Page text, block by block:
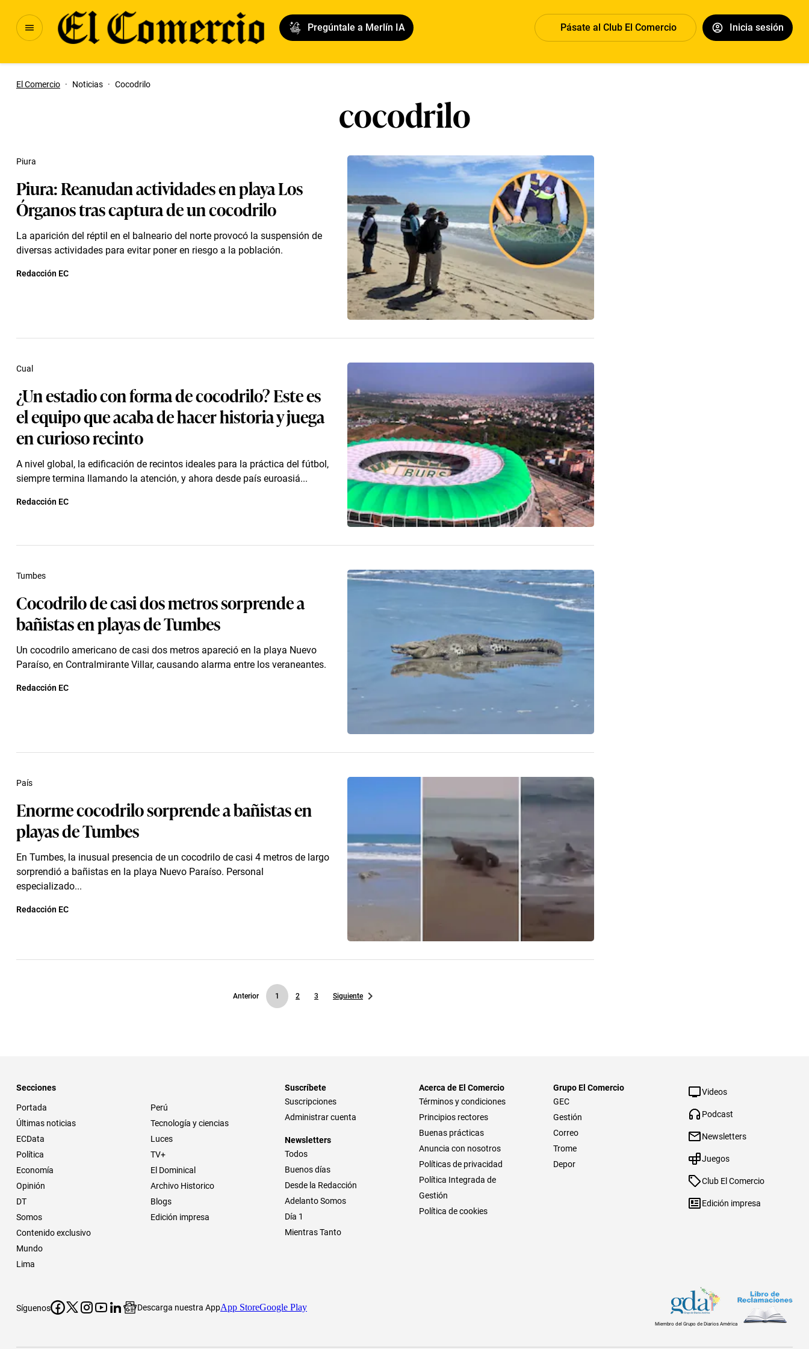
Pregúntale a Merlín IA Pásate al Club El Comercio Inicia sesión
El Comercio · Noticias · Cocodrilo
cocodrilo
Piura: Reanudan actividades en playa Los
Órganos tras captura de un cocodrilo
La aparición del réptil en el balneario del norte provocó la suspensión de
diversas actividades para evitar poner en riesgo a la población.
Piura
Redacción EC
¿Un estadio con forma de cocodrilo? Este es
el equipo que acaba de hacer historia y juega
en curioso recinto
A nivel global, la edificación de recintos ideales para la práctica del fútbol,
siempre termina llamando la atención, y ahora desde país euroasiá...
Cual
Redacción EC
Cocodrilo de casi dos metros sorprende a
bañistas en playas de Tumbes
Un cocodrilo americano de casi dos metros apareció en la playa Nuevo
Paraíso, en Contralmirante Villar, causando alarma entre los veraneantes.
Tumbes
Redacción EC
Enorme cocodrilo sorprende a bañistas en
playas de Tumbes
En Tumbes, la inusual presencia de un cocodrilo de casi 4 metros de largo
sorprendió a bañistas en la playa Nuevo Paraíso. Personal
especializado...
País
Redacción EC
Anterior 1 2 3 Siguiente
Secciones
Portada
Últimas noticias
ECData
Política
Economía
Opinión
DT
Somos
Contenido exclusivo
Mundo
Lima
Perú
Tecnología y ciencias
Luces
TV+
El Dominical
Archivo Historico
Blogs
Edición impresa
Suscríbete
Suscripciones
Administrar cuenta
Newsletters
Todos
Buenos días
Desde la Redacción
Adelanto Somos
Día 1
Mientras Tanto
Acerca de El Comercio
Términos y condiciones
Principios rectores
Buenas prácticas
Anuncia con nosotros
Políticas de privacidad
Política Integrada de
Gestión
Política de cookies
Grupo El Comercio
GEC
Gestión
Correo
Trome
Depor
Videos
Podcast
Newsletters
Juegos
Club El Comercio
Edición impresa
Síguenos Descarga nuestra AppApp StoreGoogle Play
Miembro del Grupo de Diarios América